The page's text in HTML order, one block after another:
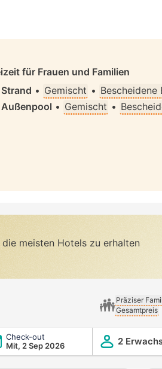
für Frauen und Familien
Strand • Gemischt •
Außenpool • Gemischt •
meisten Hotels zu erhalten
Präziser
Gesamtpreis
Check-out
Mit, 2 Sep 2026
2